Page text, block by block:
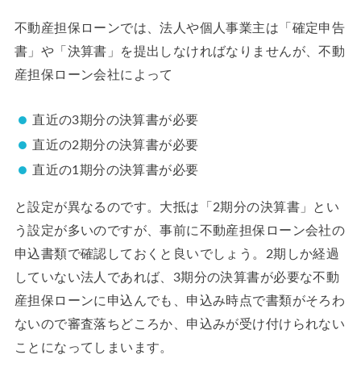
不動産担保ローンでは、法人や個人事業主は「確定申告
書」や「決算書」を提出しなければなりませんが、不動
産担保ローン会社によって
直近の3期分の決算書が必要
直近の2期分の決算書が必要
直近の1期分の決算書が必要
と設定が異なるのです。大抵は「2期分の決算書」とい
う設定が多いのですが、事前に不動産担保ローン会社の
申込書類で確認しておくと良いでしょう。2期しか経過
していない法人であれば、3期分の決算書が必要な不動
産担保ローンに申込んでも、申込み時点で書類がそろわ
ないので審査落ちどころか、申込みが受け付けられない
ことになってしまいます。